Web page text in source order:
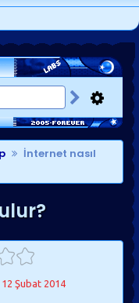
İnternet nasıl
12 Şubat 2014